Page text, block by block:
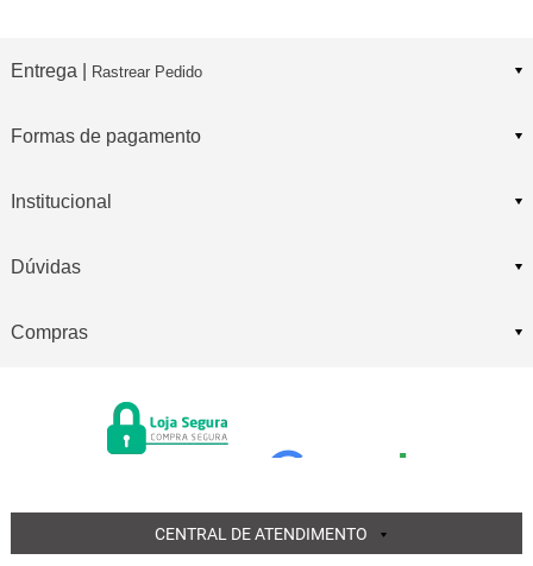
Entrega | Rastrear Pedido
Formas de pagamento
Institucional
Dúvidas
Compras
CENTRAL DE ATENDIMENTO